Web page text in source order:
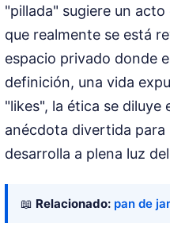
"pillada" sugiere un
que realmente se está
espacio privado donde
definición, una vida
"likes", la ética se
anécdota divertida
desarrolla a plena luz
📖 Relacionado: pan de